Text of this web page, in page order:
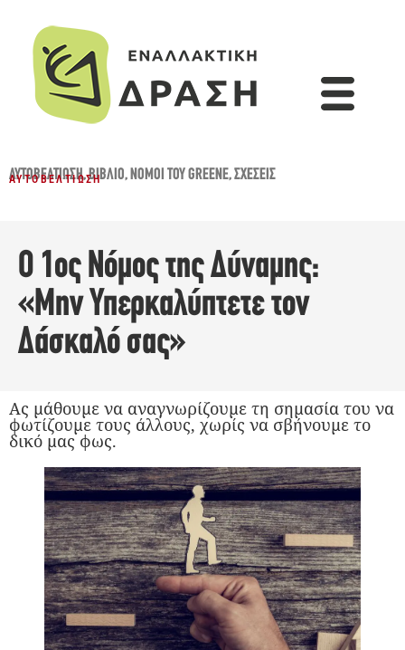
ΑΥΤΟΒΕΛΤΊΩΣΗ,ΒΙΒΛΊΟ,ΝΌΜΟΙ ΤΟΥ GREENE,ΣΧΈΣΕΙΣ
ΑΥΤΟΒΕΛΤΊΩΣΗ
Ο 1ος Νόμος της Δύναμης:
«Μην Υπερκαλύπτετε τον
Δάσκαλό σας»
Aς μάθουμε να αναγνωρίζουμε τη σημασία του να
φωτίζουμε τους άλλους, χωρίς να σβήνουμε το
δικό μας φως.